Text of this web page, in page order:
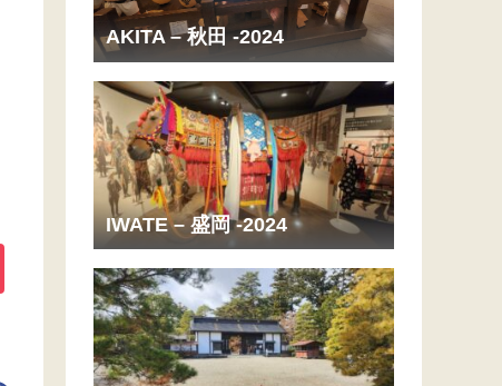
AKITA – 秋田 -2024
IWATE – 盛岡 -2024